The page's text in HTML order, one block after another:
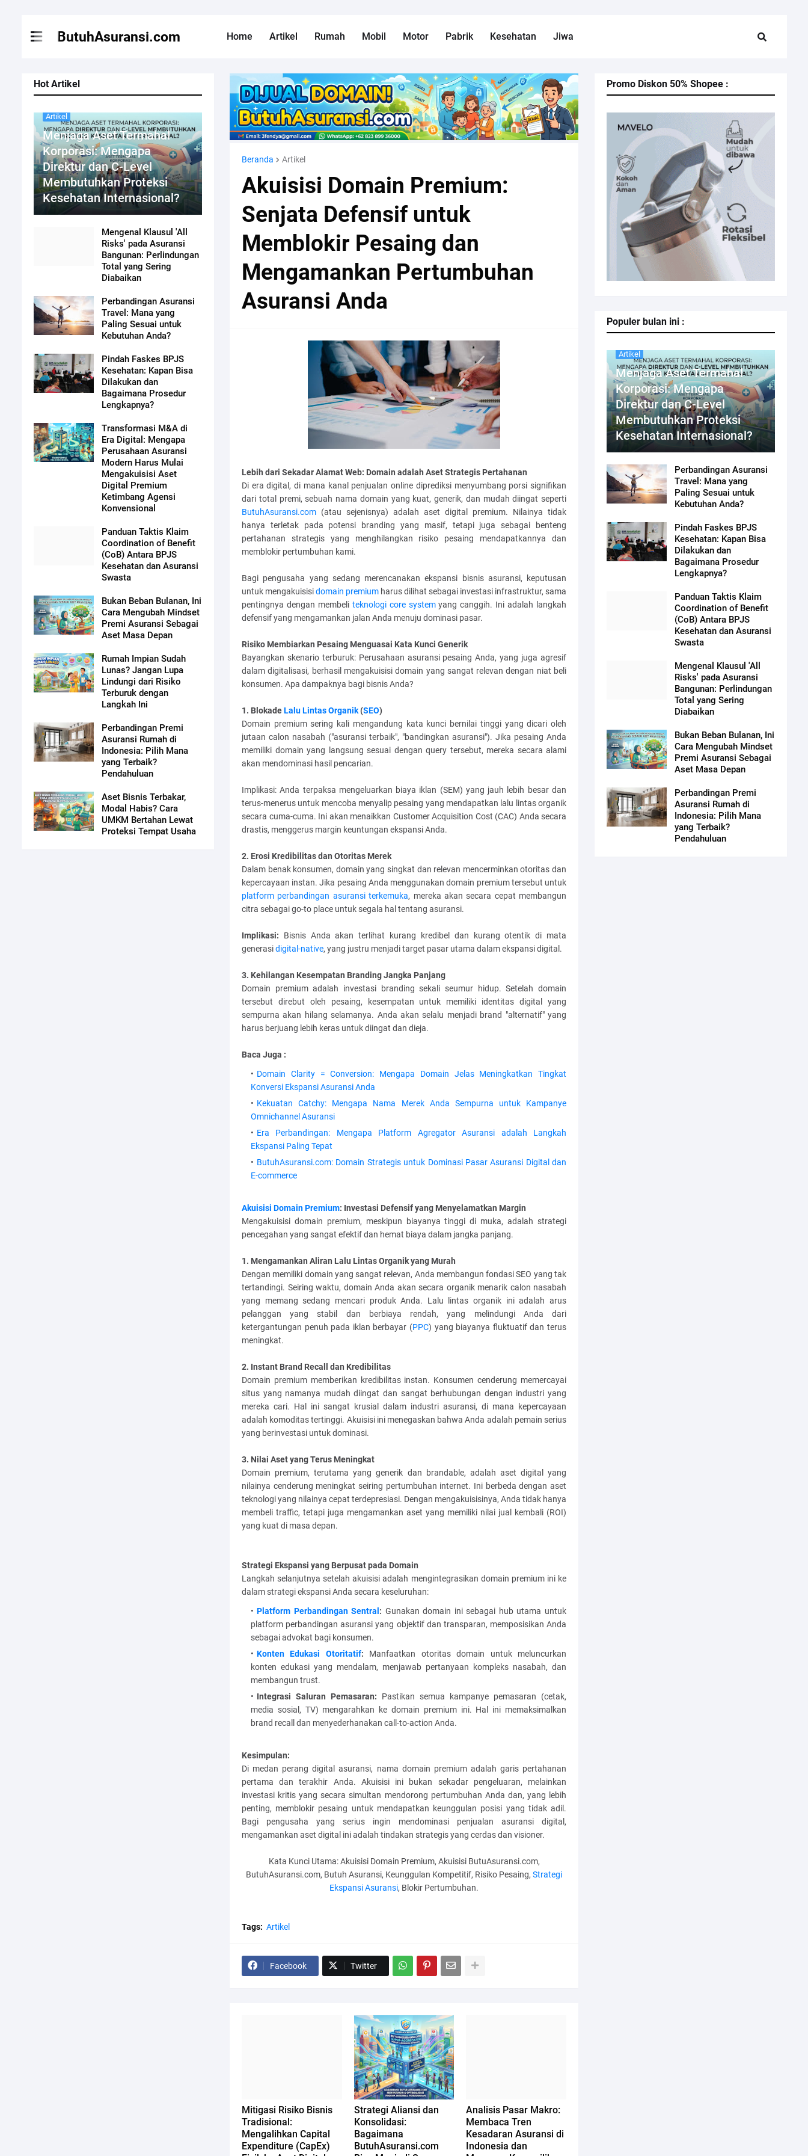
ButuhAsuransi.com Home Artikel Rumah Mobil Motor Pabrik Kesehatan Jiwa
Hot Artikel
Artikel
Menjaga Aset Termahal
Korporasi: Mengapa
Direktur dan C-Level
Membutuhkan Proteksi
Kesehatan Internasional?
Mengenal Klausul 'All
Risks' pada Asuransi
Bangunan: Perlindungan
Total yang Sering
Diabaikan
Perbandingan Asuransi
Travel: Mana yang
Paling Sesuai untuk
Kebutuhan Anda?
Pindah Faskes BPJS
Kesehatan: Kapan Bisa
Dilakukan dan
Bagaimana Prosedur
Lengkapnya?
Transformasi M&A di
Era Digital: Mengapa
Perusahaan Asuransi
Modern Harus Mulai
Mengakuisisi Aset
Digital Premium
Ketimbang Agensi
Konvensional
Panduan Taktis Klaim
Coordination of Benefit
(CoB) Antara BPJS
Kesehatan dan Asuransi
Swasta
Bukan Beban Bulanan, Ini
Cara Mengubah Mindset
Premi Asuransi Sebagai
Aset Masa Depan
Rumah Impian Sudah
Lunas? Jangan Lupa
Lindungi dari Risiko
Terburuk dengan
Langkah Ini
Perbandingan Premi
Asuransi Rumah di
Indonesia: Pilih Mana
yang Terbaik?
Pendahuluan
Aset Bisnis Terbakar,
Modal Habis? Cara
UMKM Bertahan Lewat
Proteksi Tempat Usaha
Beranda Artikel
Akuisisi Domain Premium:
Senjata Defensif untuk
Memblokir Pesaing dan
Mengamankan Pertumbuhan
Asuransi Anda
Lebih dari Sekadar Alamat Web: Domain adalah Aset Strategis Pertahanan
Di era digital, di mana kanal penjualan online diprediksi menyumbang porsi signifikan
dari total premi, sebuah nama domain yang kuat, generik, dan mudah diingat seperti
ButuhAsuransi.com (atau sejenisnya) adalah aset digital premium. Nilainya tidak
hanya terletak pada potensi branding yang masif, tetapi juga sebagai benteng
pertahanan strategis yang menghilangkan risiko pesaing mendapatkannya dan
memblokir pertumbuhan kami.
Bagi pengusaha yang sedang merencanakan ekspansi bisnis asuransi, keputusan
untuk mengakuisisidomain premium harus dilihat sebagai investasi infrastruktur, sama
pentingnya dengan membeli teknologi core systemyang canggih. Ini adalah langkah
defensif yang mengamankan jalan Anda menuju dominasi pasar.
Risiko Membiarkan Pesaing Menguasai Kata Kunci Generik
Bayangkan skenario terburuk: Perusahaan asuransi pesaing Anda, yang juga agresif
dalam digitalisasi, berhasil mengakuisisi domain yang sangat relevan dengan niat beli
konsumen. Apa dampaknya bagi bisnis Anda?
1. BlokadeLalu Lintas Organik(SEO)
Domain premium sering kali mengandung kata kunci bernilai tinggi yang dicari oleh
jutaan calon nasabah ("asuransi terbaik", "bandingkan asuransi"). Jika pesaing Anda
memiliki domain yang langsung sesuai dengan query tersebut, mereka secara alami
akan mendominasi hasil pencarian.
Implikasi: Anda terpaksa mengeluarkan biaya iklan (SEM) yang jauh lebih besar dan
terus-menerus untuk mencoba menyalip pesaing yang mendapatkan lalu lintas organik
secara cuma-cuma. Ini akan menaikkan Customer Acquisition Cost (CAC) Anda secara
drastis, menggerus margin keuntungan ekspansi Anda.
2. Erosi Kredibilitas dan Otoritas Merek
Dalam benak konsumen, domain yang singkat dan relevan mencerminkan otoritas dan
kepercayaan instan. Jika pesaing Anda menggunakan domain premium tersebut untuk
platform perbandingan asuransi terkemuka, mereka akan secara cepat membangun
citra sebagai go-to place untuk segala hal tentang asuransi.
Implikasi: Bisnis Anda akan terlihat kurang kredibel dan kurang otentik di mata
generasidigital-native, yang justru menjadi target pasar utama dalam ekspansi digital.
3. Kehilangan Kesempatan Branding Jangka Panjang
Domain premium adalah investasi branding sekali seumur hidup. Setelah domain
tersebut direbut oleh pesaing, kesempatan untuk memiliki identitas digital yang
sempurna akan hilang selamanya. Anda akan selalu menjadi brand "alternatif" yang
harus berjuang lebih keras untuk diingat dan dieja.
Baca Juga :
Domain Clarity = Conversion: Mengapa Domain Jelas Meningkatkan Tingkat
Konversi Ekspansi Asuransi Anda
Kekuatan Catchy: Mengapa Nama Merek Anda Sempurna untuk Kampanye
Omnichannel Asuransi
Era Perbandingan: Mengapa Platform Agregator Asuransi adalah Langkah
Ekspansi Paling Tepat
ButuhAsuransi.com: Domain Strategis untuk Dominasi Pasar Asuransi Digital dan
E-commerce
Akuisisi Domain Premium: Investasi Defensif yang Menyelamatkan Margin
Mengakuisisi domain premium, meskipun biayanya tinggi di muka, adalah strategi
pencegahan yang sangat efektif dan hemat biaya dalam jangka panjang.
1. Mengamankan Aliran Lalu Lintas Organik yang Murah
Dengan memiliki domain yang sangat relevan, Anda membangun fondasi SEO yang tak
tertandingi. Seiring waktu, domain Anda akan secara organik menarik calon nasabah
yang memang sedang mencari produk Anda. Lalu lintas organik ini adalah arus
pelanggan yang stabil dan berbiaya rendah, yang melindungi Anda dari
ketergantungan penuh pada iklan berbayar (PPC) yang biayanya fluktuatif dan terus
meningkat.
2. Instant Brand Recall dan Kredibilitas
Domain premium memberikan kredibilitas instan. Konsumen cenderung memercayai
situs yang namanya mudah diingat dan sangat berhubungan dengan industri yang
mereka cari. Hal ini sangat krusial dalam industri asuransi, di mana kepercayaan
adalah komoditas tertinggi. Akuisisi ini menegaskan bahwa Anda adalah pemain serius
yang berinvestasi untuk dominasi.
3. Nilai Aset yang Terus Meningkat
Domain premium, terutama yang generik dan brandable, adalah aset digital yang
nilainya cenderung meningkat seiring pertumbuhan internet. Ini berbeda dengan aset
teknologi yang nilainya cepat terdepresiasi. Dengan mengakuisisinya, Anda tidak hanya
membeli traffic, tetapi juga mengamankan aset yang memiliki nilai jual kembali (ROI)
yang kuat di masa depan.
Strategi Ekspansi yang Berpusat pada Domain
Langkah selanjutnya setelah akuisisi adalah mengintegrasikan domain premium ini ke
dalam strategi ekspansi Anda secara keseluruhan:
Platform Perbandingan Sentral: Gunakan domain ini sebagai hub utama untuk
platform perbandingan asuransi yang objektif dan transparan, memposisikan Anda
sebagai advokat bagi konsumen.
Konten Edukasi Otoritatif: Manfaatkan otoritas domain untuk meluncurkan
konten edukasi yang mendalam, menjawab pertanyaan kompleks nasabah, dan
membangun trust.
Integrasi Saluran Pemasaran: Pastikan semua kampanye pemasaran (cetak,
media sosial, TV) mengarahkan ke domain premium ini. Hal ini memaksimalkan
brand recall dan menyederhanakan call-to-action Anda.
Kesimpulan:
Di medan perang digital asuransi, nama domain premium adalah garis pertahanan
pertama dan terakhir Anda. Akuisisi ini bukan sekadar pengeluaran, melainkan
investasi kritis yang secara simultan mendorong pertumbuhan Anda dan, yang lebih
penting, memblokir pesaing untuk mendapatkan keunggulan posisi yang tidak adil.
Bagi pengusaha yang serius ingin mendominasi penjualan asuransi digital,
mengamankan aset digital ini adalah tindakan strategis yang cerdas dan visioner.
Kata Kunci Utama: Akuisisi Domain Premium, Akuisisi ButuAsuransi.com,
ButuhAsuransi.com, Butuh Asuransi, Keunggulan Kompetitif, Risiko Pesaing, Strategi
Ekspansi Asuransi, Blokir Pertumbuhan.
Tags: Artikel
Facebook Twitter
Mitigasi Risiko Bisnis
Tradisional:
Mengalihkan Capital
Expenditure (CapEx)
Strategi Aliansi dan
Konsolidasi:
Bagaimana
ButuhAsuransi.com
Analisis Pasar Makro:
Membaca Tren
Kesadaran Asuransi di
Indonesia dan
Promo Diskon 50% Shopee :
Populer bulan ini :
Artikel
Menjaga Aset Termahal
Korporasi: Mengapa
Direktur dan C-Level
Membutuhkan Proteksi
Kesehatan Internasional?
Perbandingan Asuransi
Travel: Mana yang
Paling Sesuai untuk
Kebutuhan Anda?
Pindah Faskes BPJS
Kesehatan: Kapan Bisa
Dilakukan dan
Bagaimana Prosedur
Lengkapnya?
Panduan Taktis Klaim
Coordination of Benefit
(CoB) Antara BPJS
Kesehatan dan Asuransi
Swasta
Mengenal Klausul 'All
Risks' pada Asuransi
Bangunan: Perlindungan
Total yang Sering
Diabaikan
Bukan Beban Bulanan, Ini
Cara Mengubah Mindset
Premi Asuransi Sebagai
Aset Masa Depan
Perbandingan Premi
Asuransi Rumah di
Indonesia: Pilih Mana
yang Terbaik?
Pendahuluan